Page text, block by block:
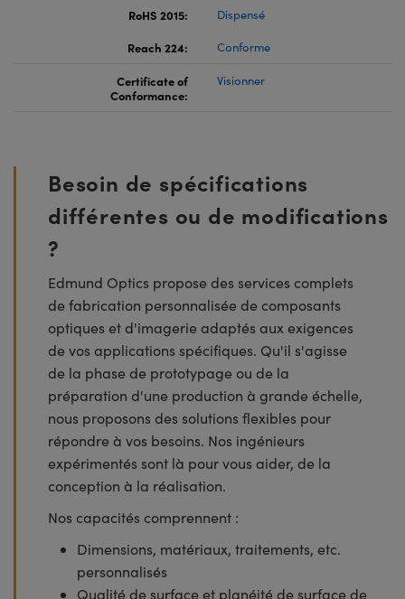
RoHS 2015:
Dispensé
Reach 224:
Conforme
Certificate of
Conformance:
Visionner
Besoin de spécifications
différentes ou de modifications
?
Edmund Optics propose des services complets
de fabrication personnalisée de composants
optiques et d'imagerie adaptés aux exigences
de vos applications spécifiques. Qu'il s'agisse
de la phase de prototypage ou de la
préparation d'une production à grande échelle,
nous proposons des solutions flexibles pour
répondre à vos besoins. Nos ingénieurs
expérimentés sont là pour vous aider, de la
conception à la réalisation.
Nos capacités comprennent :
Dimensions, matériaux, traitements, etc.
personnalisés
Qualité de surface et planéité de surface de